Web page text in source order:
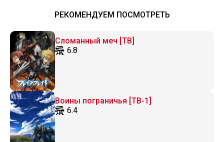
РЕКОМЕНДУЕМ ПОСМОТРЕТЬ
Сломанный меч [ТВ]
6.8
Воины пограничья [ТВ-1]
6.4